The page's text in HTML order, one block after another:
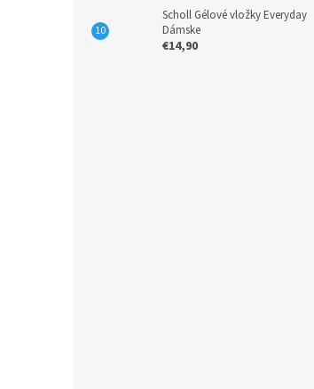
Scholl Gélové vložky Everyday
Dámske
€14,90